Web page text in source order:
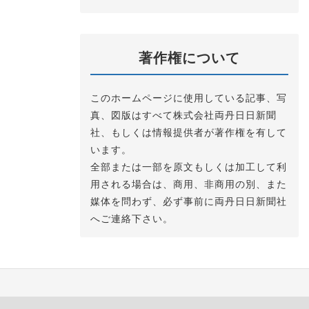
著作権について
このホームページに使用している記事、写
真、図版はすべて株式会社両丹日日新聞
社、もしくは情報提供者が著作権を有して
います。
全部または一部を原文もしくは加工して利
用される場合は、商用、非商用の別、また
媒体を問わず、必ず事前に両丹日日新聞社
へご連絡下さい。